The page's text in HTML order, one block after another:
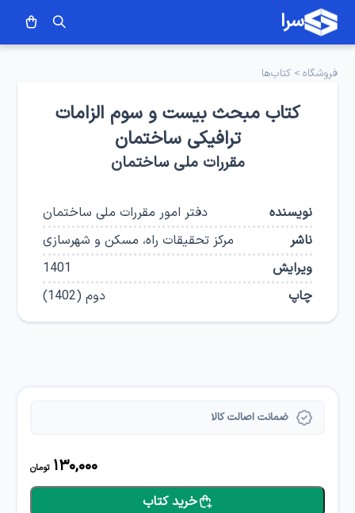
سرا
فروشگاه >کتاب‌ها
کتاب مبحث بیست و سوم الزامات
ترافیکی ساختمان
مقررات ملی ساختمان
نویسنده
دفتر امور مقررات ملی ساختمان
ناشر
مرکز تحقیقات راه، مسکن و شهرسازی
ویرایش
1401
چاپ
دوم(
1402
)
ضمانت اصالت کالا
130,000 تومان
خرید کتاب